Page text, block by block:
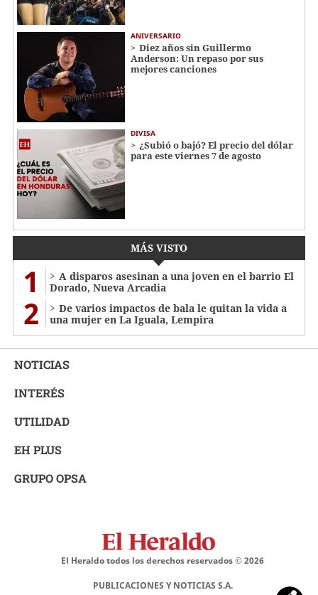
ANIVERSARIO
Diez años sin Guillermo
Anderson: Un repaso por sus
mejores canciones
DIVISA
¿Subió o bajó? El precio del dólar
para este viernes 7 de agosto
MÁS VISTO
1
A disparos asesinan a una joven en el barrio El
Dorado, Nueva Arcadia
2
De varios impactos de bala le quitan la vida a
una mujer en La Iguala, Lempira
NOTICIAS
INTERÉS
UTILIDAD
EH PLUS
GRUPO OPSA
El Heraldo todos los derechos reservados ©2026
PUBLICACIONES Y NOTICIAS S.A.